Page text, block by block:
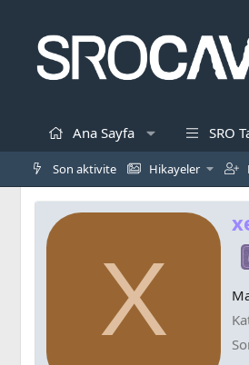
Ana Sayfa SRO
Son aktivite Hikayeler
X